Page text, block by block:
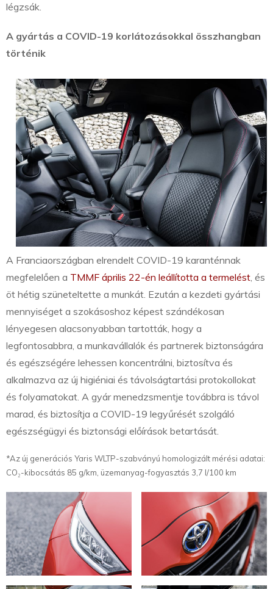
légzsák.
A gyártás a COVID-19 korlátozásokkal összhangban
történik
A Franciaországban elrendelt COVID-19 karanténnak
megfelelően a TMMF április 22-én leállította a termelést, és
öt hétig szüneteltette a munkát. Ezután a kezdeti gyártási
mennyiséget a szokásoshoz képest szándékosan
lényegesen alacsonyabban tartották, hogy a
legfontosabbra, a munkavállalók és partnerek biztonságára
és egészségére lehessen koncentrálni, biztosítva és
alkalmazva az új higiéniai és távolságtartási protokollokat
és folyamatokat. A gyár menedzsmentje továbbra is távol
marad, és biztosítja a COVID-19 legyűrését szolgáló
egészségügyi és biztonsági előírások betartását.
*Az új generációs Yaris WLTP-szabványú homologizált mérési adatai:
CO₂-kibocsátás 85 g/km, üzemanyag-fogyasztás 3,7 l/100 km